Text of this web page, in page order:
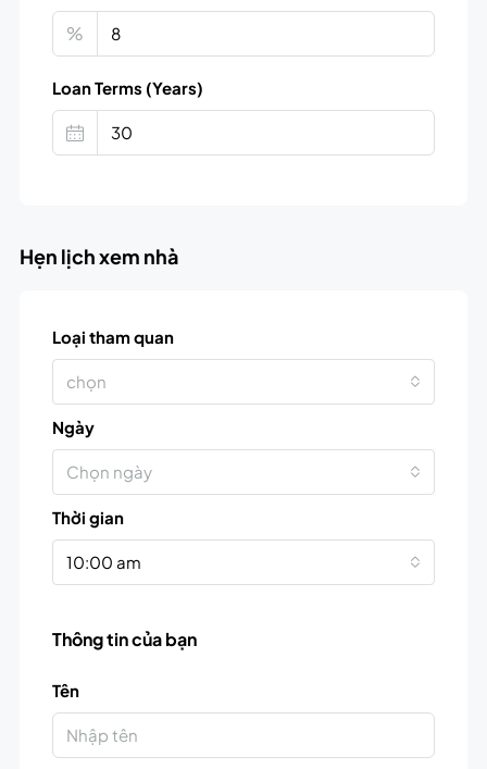
%
Loan Terms (Years)
Hẹn lịch xem nhà
Loại tham quan
chọn
Ngày
Chọn ngày
Thời gian
10:00 am
Thông tin của bạn
Tên